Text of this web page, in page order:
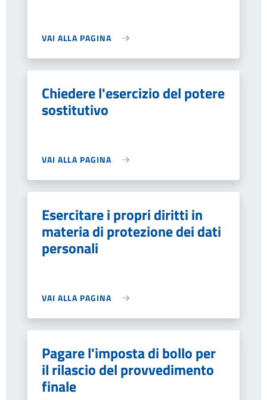
VAI ALLA PAGINA
Chiedere l'esercizio del potere
sostitutivo
VAI ALLA PAGINA
Esercitare i propri diritti in
materia di protezione dei dati
personali
VAI ALLA PAGINA
Pagare l'imposta di bollo per
il rilascio del provvedimento
finale